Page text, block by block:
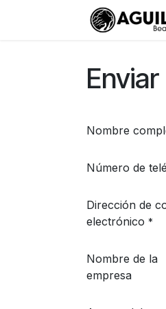
Nombre
Número de
Dirección de
electrónico *
Nombre de la
empresa